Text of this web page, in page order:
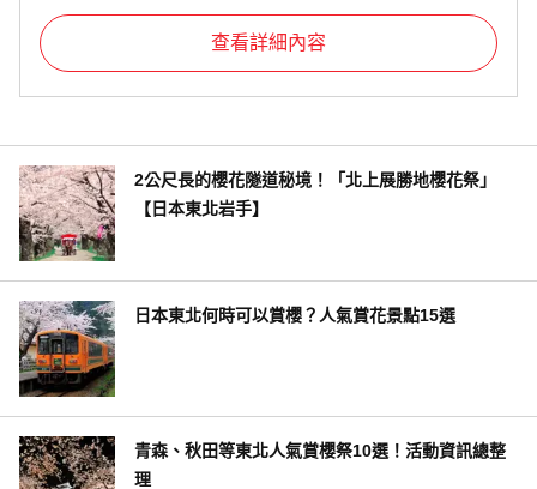
查看詳細內容
2公尺長的櫻花隧道秘境！「北上展勝地櫻花祭」
【日本東北岩手】
日本東北何時可以賞櫻？人氣賞花景點15選
青森、秋田等東北人氣賞櫻祭10選！活動資訊總整
理